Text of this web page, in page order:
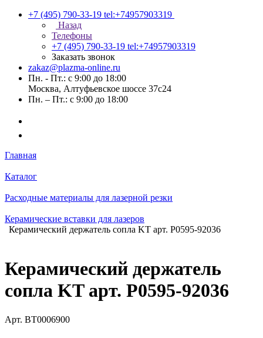
+7 (495) 790-33-19 tel:+74957903319
Назад
Телефоны
+7 (495) 790-33-19 tel:+74957903319
Заказать звонок
zakaz@plazma-online.ru
Пн. - Пт.: с 9:00 до 18:00
Москва, Алтуфьевское шоссе 37с24
Пн. – Пт.: с 9:00 до 18:00
Главная
Каталог
Расходные материалы для лазерной резки
Керамические вставки для лазеров
Керамический держатель сопла KT арт. P0595-92036
Керамический держатель
сопла KT арт. P0595-92036
Арт. BT0006900